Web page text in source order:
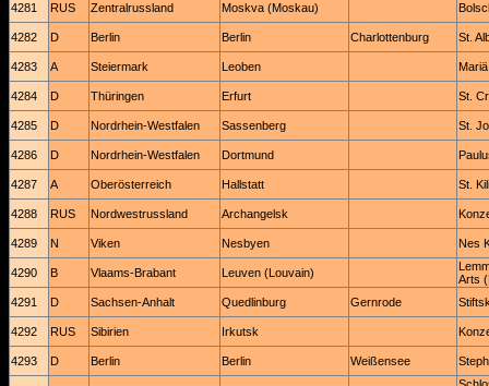
4281 RUS Zentralrussland Moskva (Moskau)
4282 D Berlin Berlin Charlottenburg St.
4283 A Steiermark Leoben
4284 D Thüringen Erfurt St.
4285 D Nordrhein-Westfalen Sassenberg St.
4286 D Nordrhein-Westfalen Dortmund
4287 A Oberösterreich Hallstatt St.
4288 RUS Nordwestrussland Archangelsk
4289 N Viken Nesbyen Nes
4290 B Vlaams-Brabant Leuven (Louvain)
Arts
4291
D Sachsen-Anhalt Quedlinburg Gernrode
4292 RUS Sibirien Irkutsk
4293 D Berlin Berlin Weißensee